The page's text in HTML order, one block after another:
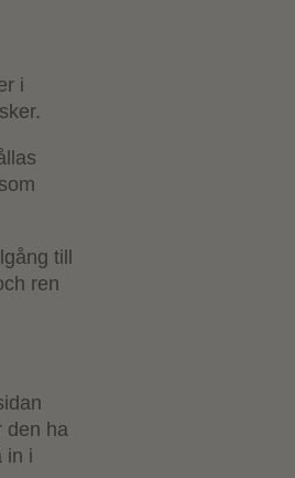
i
till
ren
den ha
in i